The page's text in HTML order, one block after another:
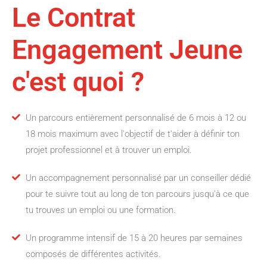
Le Contrat
Engagement Jeune
c'est quoi ?​
Un parcours entièrement personnalisé de 6 mois à 12 ou
18 mois maximum avec l'objectif de t'aider à définir ton
projet professionnel et à trouver un emploi.
Un accompagnement personnalisé par un conseiller dédié
pour te suivre tout au long de ton parcours jusqu'à ce que
tu trouves un emploi ou une formation.
Un programme intensif de 15 à 20 heures par semaines
composés de différentes activités.